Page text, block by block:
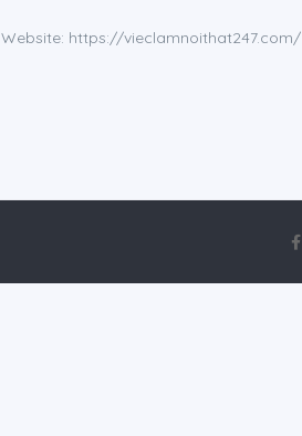
Website: https://vieclamnoithat247.com/